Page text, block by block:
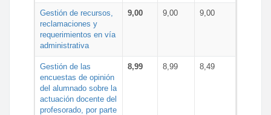
Gestión de recursos,
reclamaciones y
requerimientos en vía
administrativa
9,00 9,00 9,00
Gestión de las
encuestas de opinión
del alumnado sobre la
actuación docente del
profesorado, por parte
8,99 8,99 8,49